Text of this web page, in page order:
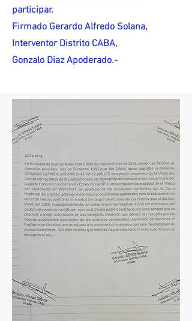
participar.
Firmado Gerardo Alfredo Solana,
Interventor Distrito CABA,
Gonzalo Diaz Apoderado.-